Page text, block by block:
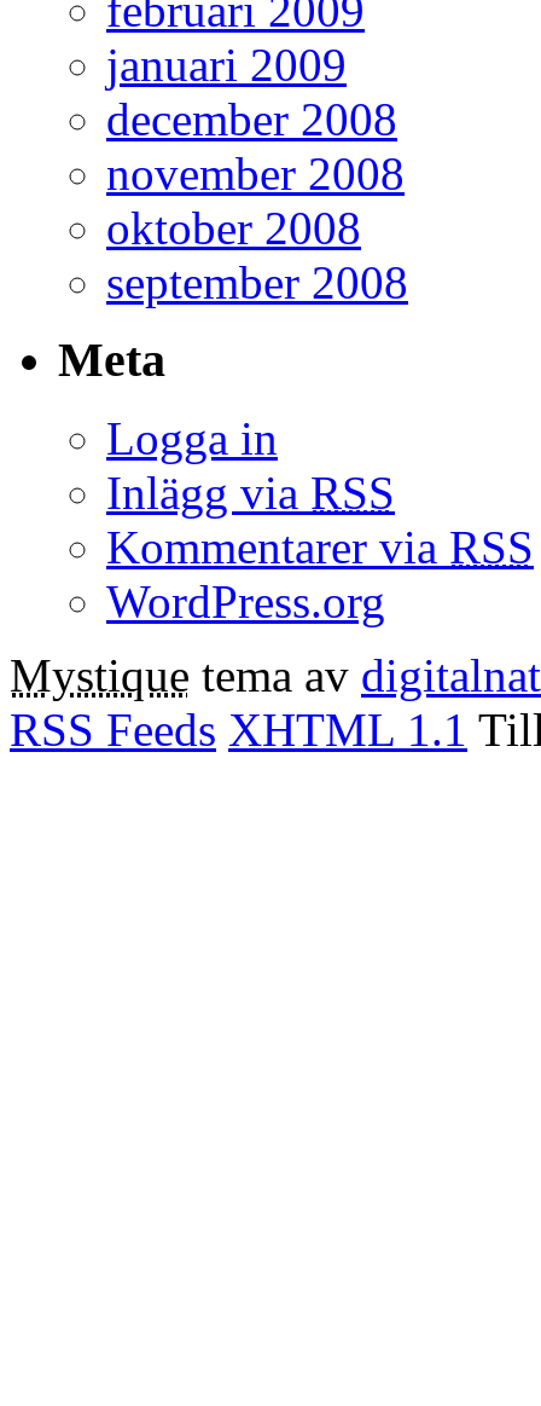
januari 2009
december 2008
november 2008
oktober 2008
september 2008
Meta
Logga in
Inlägg via RSS
Kommentarer via RSS
WordPress.org
Mystique tema av
RSS Feeds XHTML 1.1